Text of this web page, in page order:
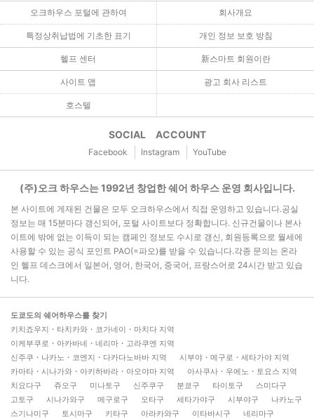
오크하우스 포털에 관하여 회사개요
특정상취납법에 기초한 표기 개인 정보 보호 방침
헬프 센터 新스마트 회원이란
사이트 맵 광고 회사 리스트
호스텔
SOCIAL ACCOUNT
Facebook Instagram YouTube
(주)오크 하우스는 1992년 창업한 쉐어 하우스 운영 회사입니다.
본 사이트에 게재된 건물은 모두 오크하우스에서 직접 운영하고 있습니다.공실
정보는 매 15분마다 갱신되어, 포털 사이트보다 정확합니다. 신규건물이나 본사
이트에 밖에 없는 이득이 되는 캠페인 정보도 수시로 갱신, 회원등록으로 월세에
사용할 수 있는 공식 포인트 PAO(=파오)를 받을 수 있습니다.각종 문의는 온라
인 헬프 데스크에서 일본어, 영어, 한국어, 중국어, 프랑스어로 24시간 받고 있습
니다.
도쿄도의 쉐어하우스를 찾기
키치죠우지・타치카와・코가네이・마치다 지역
이케부쿠로・아카바네・네리마・고라쿠엔 지역
신주쿠・나카노・코엔지・다카다노바바 지역
시부야・메구로・세타가야 지역
카마타・시나가와・아키하바라・아오야마 지역
아사쿠사・우에노・토요스 지역
치요다구
쥬오구 미나토구 신주쿠구 분쿄구 타이토구
스미다구
고토구
시나가와구 메구로구 오타구 세타가야구 시부야구
나카노구
스기나미구
토시마구 키타구 아라카와구 이타바시구
네리마구